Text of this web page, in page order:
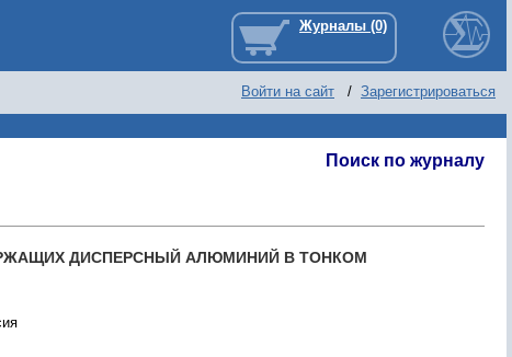
Войти на сайт / Зарегистрироваться
Поиск по журналу
ДИСПЕРСНЫЙ АЛЮМИНИЙ В ТОНКОМ